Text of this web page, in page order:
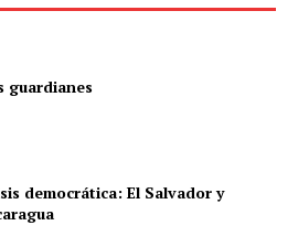
guardianes
democrática: El Salvador y